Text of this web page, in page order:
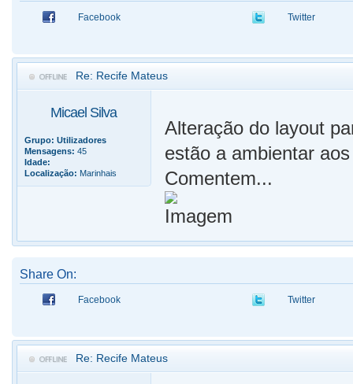
Facebook Twitter
Re: Recife Mateus
Micael Silva
Grupo: Utilizadores
Mensagens: 45
Idade:
Localização: Marinhais
Alteração do layout
estão a ambientar
Comentem...
Share On:
Facebook Twitter
Re: Recife Mateus